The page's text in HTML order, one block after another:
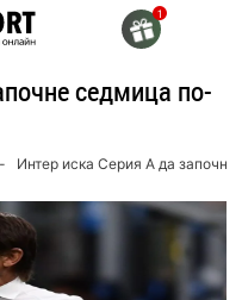
седмица по-
- Интер иска Серия А да